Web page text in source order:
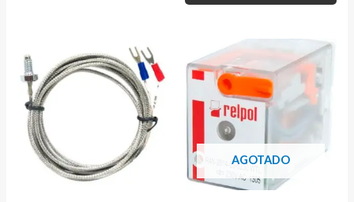
AGOTADO